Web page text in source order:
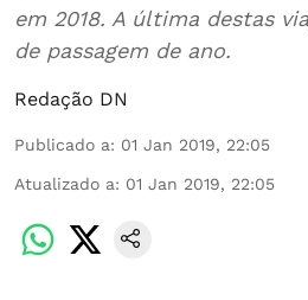
em 2018. A última destas
de passagem de ano.
Redação DN
Publicado a: 01 Jan 2019, 22:05
Atualizado a: 01 Jan 2019, 22:05